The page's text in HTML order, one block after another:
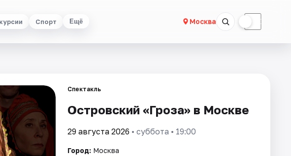
Спорт Ещё Москва ☾
Спектакль
Островский «Гроза» в Москве
29 августа 2026 • суббота • 19:00
Город: Москва